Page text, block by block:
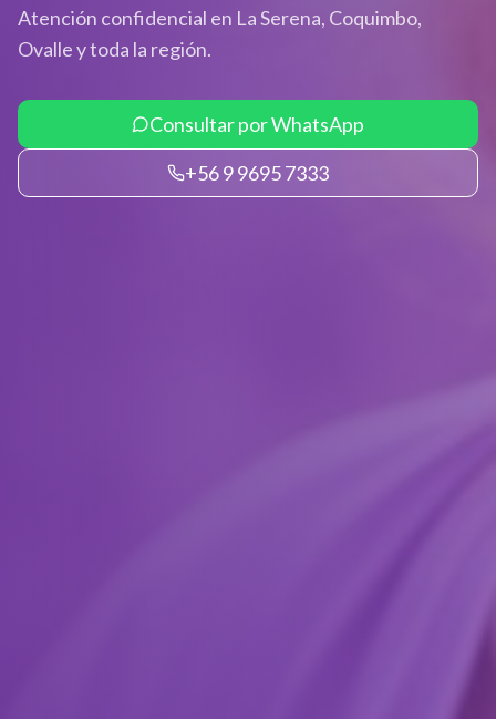
Atención confidencial en La Serena, Coquimbo,
Ovalle y toda la región.
Consultar por WhatsApp
+56 9 9695 7333